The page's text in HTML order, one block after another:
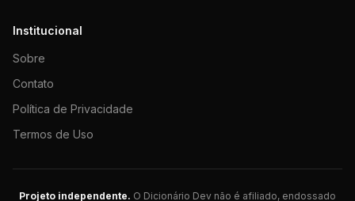
Institucional
Sobre
Contato
Política de Privacidade
Termos de Uso
Projeto independente. O Dicionário Dev não é afiliado, endossado